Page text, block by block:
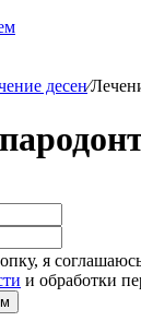
десен⁄
я
и обработки